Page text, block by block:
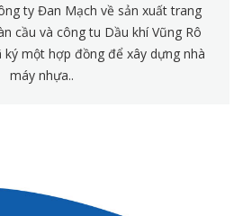
ty Đan Mạch về sản xuất trang
cầu và công tu Dầu khí Vũng Rô
một hợp đồng để xây dựng nhà
máy nhựa..